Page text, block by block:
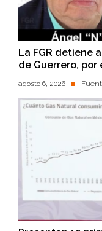
La FGR detiene
de Guerrero, por
agosto 6, 2026